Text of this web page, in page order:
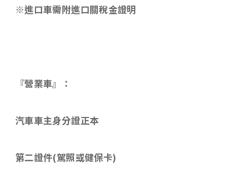
※進口車需附進口關稅金證明
『營業車』：
汽車車主身分證正本
第二證件(駕照或健保卡)